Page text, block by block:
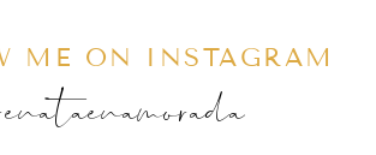
ME ON INSTAGRAM